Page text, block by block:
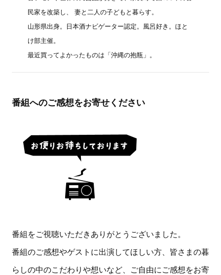
民家を改築し、 妻と二人の子どもと暮らす。
山形県出身。日本酒ナビゲーター認定。風呂好き。ほと
け部主催。
最近買ってよかったものは「沖縄の抱瓶」。
番組へのご感想をお寄せください
番組をご視聴いただきありがとうございました。
番組のご感想やゲストに出演してほしい方、皆さまの暮
らしの中のこだわりや想いなど、ご自由にご感想をお寄